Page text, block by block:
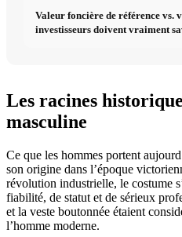
Valeur foncière de référence vs.
investisseurs doivent vraiment
Les racines
masculine
Ce que les hommes portent
son origine dans l’époque
révolution industrielle, le costume
fiabilité, de statut et de sérieux
et la veste boutonnée étaient
l’homme moderne.